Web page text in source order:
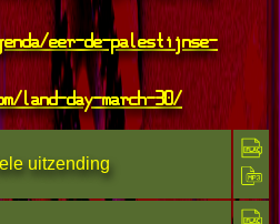
eer-de-palestijnse-
land-day-march-30/
uitzending